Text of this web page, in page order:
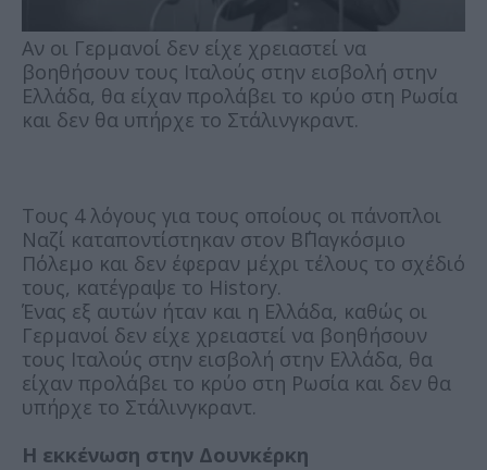
Αν οι Γερμανοί δεν είχε χρειαστεί να
βοηθήσουν τους Ιταλούς στην εισβολή στην
Ελλάδα, θα είχαν προλάβει το κρύο στη Ρωσία
και δεν θα υπήρχε το Στάλινγκραντ.
Τους 4 λόγους για τους οποίους οι πάνοπλοι
Ναζί καταποντίστηκαν στον Β΄Παγκόσμιο
Πόλεμο και δεν έφεραν μέχρι τέλους το σχέδιό
τους, κατέγραψε το History.
Ένας εξ αυτών ήταν και η Ελλάδα, καθώς οι
Γερμανοί δεν είχε χρειαστεί να βοηθήσουν
τους Ιταλούς στην εισβολή στην Ελλάδα, θα
είχαν προλάβει το κρύο στη Ρωσία και δεν θα
υπήρχε το Στάλινγκραντ.
Η εκκένωση στην Δουνκέρκη